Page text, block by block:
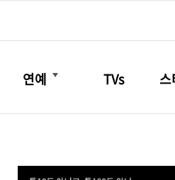
연예
더보기
TVs
더